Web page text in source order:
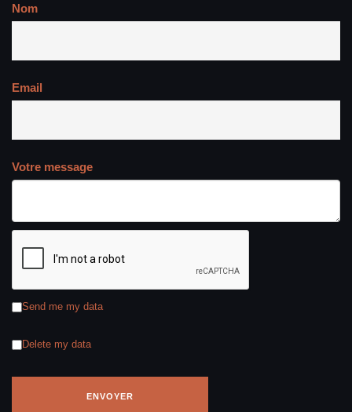
Nom
Email
Votre message
Send me my data
Delete my data